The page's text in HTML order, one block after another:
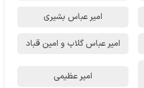
امیر عباس بشیری
امیر عباس گلاب و امین قباد
امیر عظیمی